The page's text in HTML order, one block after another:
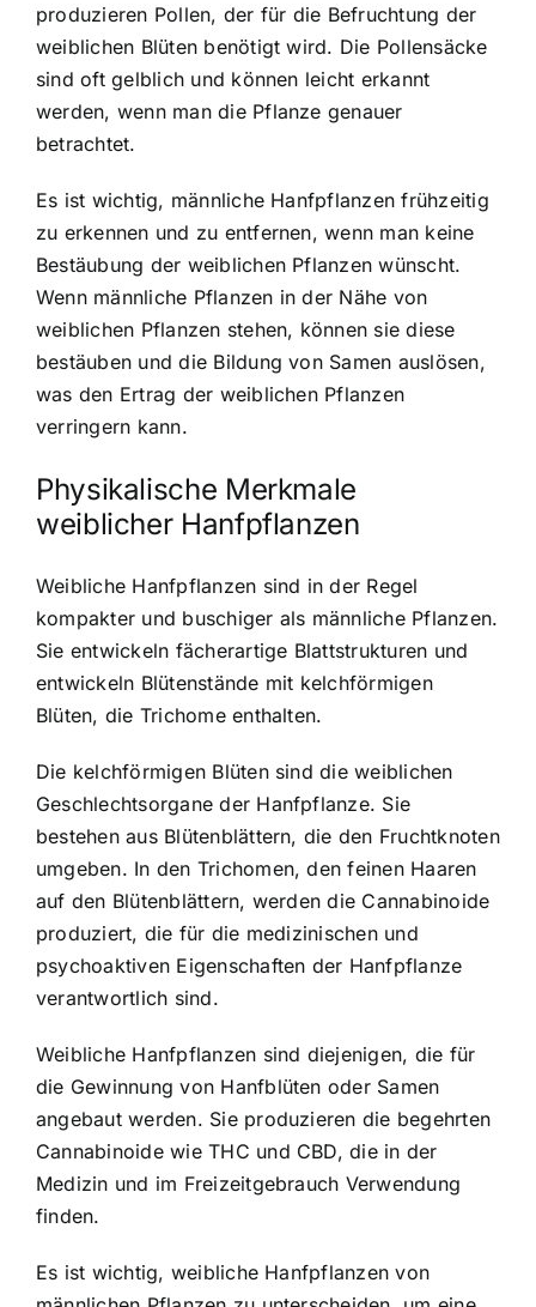
produzieren Pollen, der für die Befruchtung der
weiblichen Blüten benötigt wird. Die Pollensäcke
sind oft gelblich und können leicht erkannt
werden, wenn man die Pflanze genauer
betrachtet.
Es ist wichtig, männliche Hanfpflanzen frühzeitig
zu erkennen und zu entfernen, wenn man keine
Bestäubung der weiblichen Pflanzen wünscht.
Wenn männliche Pflanzen in der Nähe von
weiblichen Pflanzen stehen, können sie diese
bestäuben und die Bildung von Samen auslösen,
was den Ertrag der weiblichen Pflanzen
verringern kann.
Physikalische Merkmale
weiblicher Hanfpflanzen
Weibliche Hanfpflanzen sind in der Regel
kompakter und buschiger als männliche Pflanzen.
Sie entwickeln fächerartige Blattstrukturen und
entwickeln Blütenstände mit kelchförmigen
Blüten, die Trichome enthalten.
Die kelchförmigen Blüten sind die weiblichen
Geschlechtsorgane der Hanfpflanze. Sie
bestehen aus Blütenblättern, die den Fruchtknoten
umgeben. In den Trichomen, den feinen Haaren
auf den Blütenblättern, werden die Cannabinoide
produziert, die für die medizinischen und
psychoaktiven Eigenschaften der Hanfpflanze
verantwortlich sind.
Weibliche Hanfpflanzen sind diejenigen, die für
die Gewinnung von Hanfblüten oder Samen
angebaut werden. Sie produzieren die begehrten
Cannabinoide wie THC und CBD, die in der
Medizin und im Freizeitgebrauch Verwendung
finden.
Es ist wichtig, weibliche Hanfpflanzen von